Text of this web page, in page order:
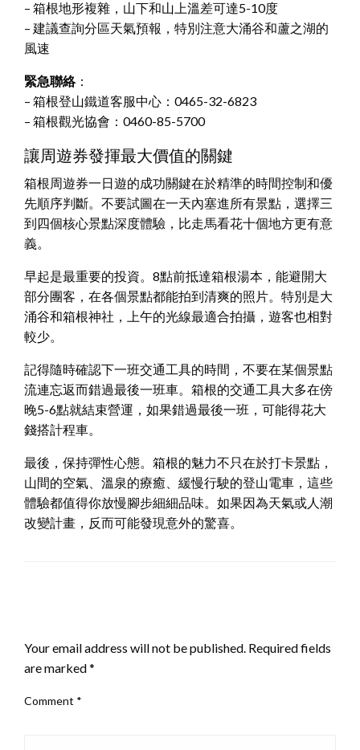
– 箱根地形複雜，山下和山上溫差可達5-10度
– 建議查詢分區天氣預報，特別注意大涌谷和蘆之湖的
風速
緊急聯絡：
– 箱根登山鐵道客服中心：0465-32-6823
– 箱根觀光協會：0460-85-5700
讓周遊券發揮最大價值的關鍵
箱根周遊券一日遊的成功關鍵在於精準的時間控制和優
先順序判斷。不要試圖在一天內塞進所有景點，選擇三
到四個核心景點深度體驗，比走馬看花十個地方更有意
義。
早起是最重要的投資。8點前抵達箱根湯本，能避開大
部分團客，在各個景點都能拍到清爽的照片。特別是大
涌谷和箱根神社，上午的光線最適合拍攝，遊客也相對
較少。
記得隨時確認下一班交通工具的時間，不要在某個景點
流連忘返而錯過最後一班車。箱根的交通工具大多在傍
晚5-6點就結束營運，如果錯過最後一班，可能得花大
錢搭計程車。
最後，保持彈性心態。箱根的魅力不只在於打卡景點，
山間的空氣、溫泉的療癒、緩慢行駛的登山電車，這些
體驗都值得你放慢腳步細細品味。如果因為天氣或人潮
改變計畫，反而可能發現意外的驚喜。
Your email address will not be published. Required fields
are marked*
Comment *